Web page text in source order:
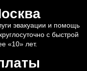
эвакуации и помощь
с быстрой
«10» лет.